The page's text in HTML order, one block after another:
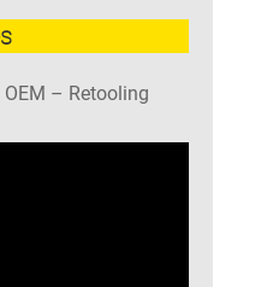
– Retooling